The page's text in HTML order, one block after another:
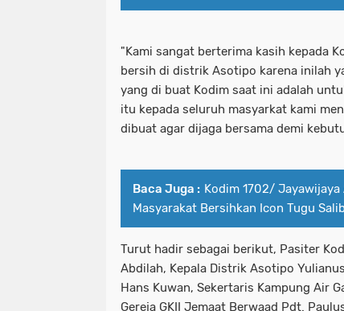
"Kami sangat berterima kasih kepada
bersih di distrik Asotipo karena inilah
yang di buat Kodim saat ini adalah
itu kepada seluruh masyarkat kami
dibuat agar dijaga bersama demi
Baca Juga : Kodim 1702/ Jayawijaya
Masyarakat Bersihkan Icon Tugu
Turut hadir sebagai berikut, Pasiter
Abdilah, Kepala Distrik Asotipo
Hans Kuwan, Sekertaris Kampung Air
Gereja GKII Jemaat Berwaad Pdt.